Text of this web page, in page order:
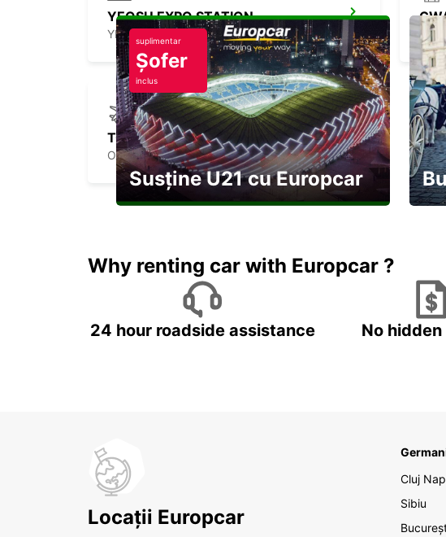
YEOSU EXPO STATION
YEOSU - KOREA(SOUTH)
TOKYO INTERNATIONAL AIRPORT
OTA KU - JAPAN
suplimentar
Șofer
inclus
Susține U21 cu Europcar
Why renting car with Europcar ?
24 hour roadside assistance No
Locații Europcar
Cluj
Sibiu